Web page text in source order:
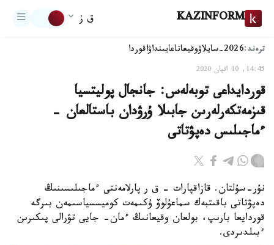
KAZINFORM ق ز
ترەند:2026-سايلاۋ وقيعاتاعايىنداۋاقوردا
14:45, 10 اقپان 2020
قوردايداعى توبەلەس: جانجال پوليتسيا
قىزمەتكەرلەرىن جابىلا ۇرۋدان باستالعان -
ءماجىلىس دەپۋتاتى
نۇر-سۇلتان. قازاقپارات - ق ر پارلامەنتى ءماجىلىسىنىڭ
دەپۋتاتى باقىتبەك سماعۇلوۆ ۇكىمەت كوميسسياسىمەن بىرگە
قوردايعا بارىپ، بولعان وقيعانىڭ ءمان- جايى تۋرالى پىكىرىن
ءبىلدىردى.